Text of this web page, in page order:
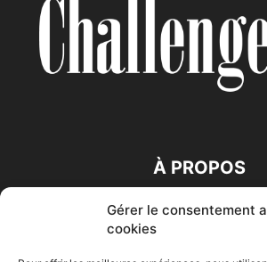
Gérer le consentement
cookies
À PROPOS
SUIVEZ NOUS